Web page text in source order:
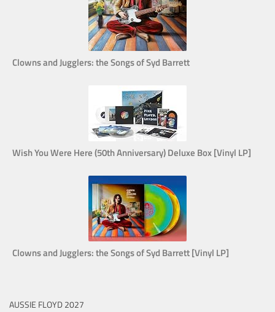
Clowns and Jugglers: the Songs of Syd Barrett
Wish You Were Here (50th Anniversary) Deluxe Box [Vinyl LP]
Clowns and Jugglers: the Songs of Syd Barrett [Vinyl LP]
AUSSIE FLOYD 2027